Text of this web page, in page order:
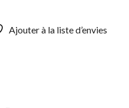
Ajouter à la liste d’envies